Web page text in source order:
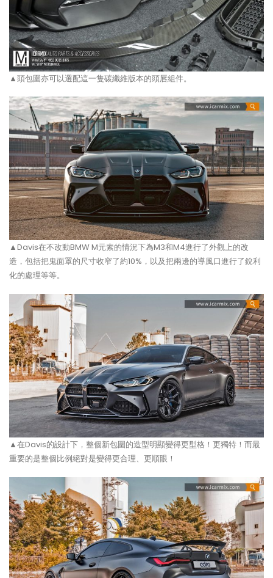
▲頭包圍亦可以選配這一隻碳纖維版本的頭唇組件。
▲Davis在不改動BMW M元素的情況下為M3和M4進行了外觀上的改
造，包括把鬼面罩的尺寸收窄了約10%，以及把兩邊的導風口進行了銳利
化的處理等等。
▲在Davis的設計下，整個新包圍的造型明顯變得更型格！更獨特！而最
重要的是整個比例絕對是變得更合理、更順眼！